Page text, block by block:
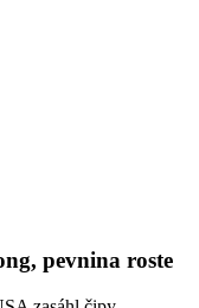
pevnina roste